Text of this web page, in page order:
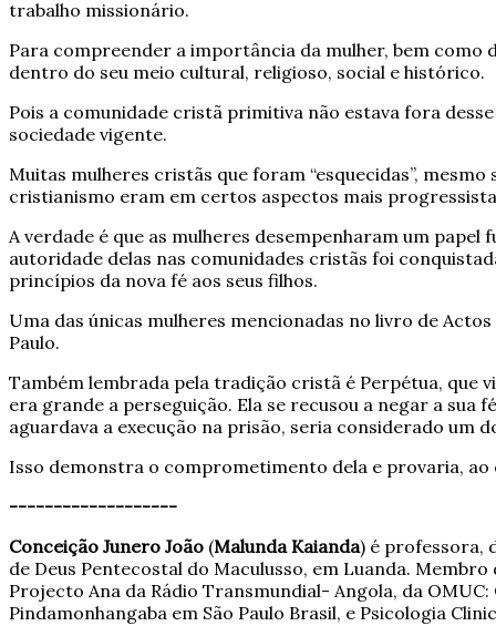
trabalho missionário.
Para compreender a importância da mulher, bem
dentro do seu meio cultural, religioso, social e histórico.
Pois a comunidade cristã primitiva não estava fora
sociedade vigente.
Muitas mulheres cristãs que foram “esquecidas”,
cristianismo eram em certos aspectos mais
A verdade é que as mulheres desempenharam um
autoridade delas nas comunidades cristãs foi
princípios da nova fé aos seus filhos.
Uma das únicas mulheres mencionadas no livro de
Paulo.
Também lembrada pela tradição cristã é Perpétua, que
era grande a perseguição. Ela se recusou a negar a
aguardava a execução na prisão, seria considerado um
Isso demonstra o comprometimento dela e provaria,
-------------------
Conceição Junero João (Malunda Kaianda) é professora,
de Deus Pentecostal do Maculusso, em Luanda.
Projecto Ana da Rádio Transmundial- Angola, da
Pindamonhangaba em São Paulo Brasil, e Psicologia